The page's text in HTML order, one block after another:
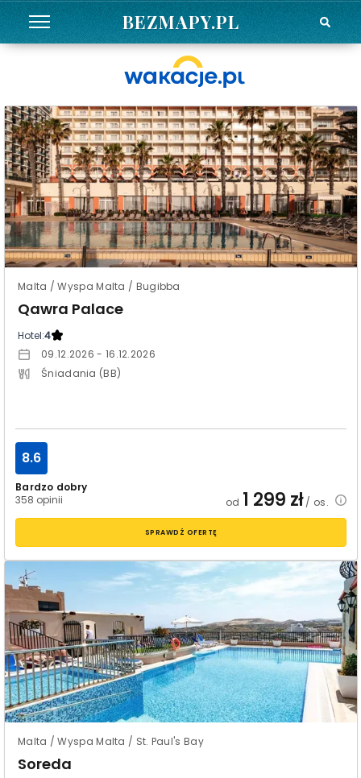
BEZMAPY.PL
Malta / Wyspa Malta / Bugibba
Qawra Palace
Hotel:4
09.12.2026 - 16.12.2026
Śniadania (BB)
Bardzo dobry
358 opinii
8.6
od 1 299 zł/ os.
SPRAWDŹ OFERTĘ
Malta / Wyspa Malta / St. Paul's Bay
Soreda